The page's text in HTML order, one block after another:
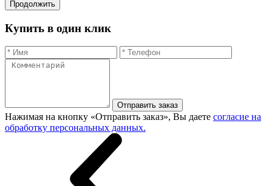
Продолжить
Купить в один клик
Отправить заказ
Нажимая на кнопку «Отправить заказ», Вы даете согласие на
обработку персональных данных.